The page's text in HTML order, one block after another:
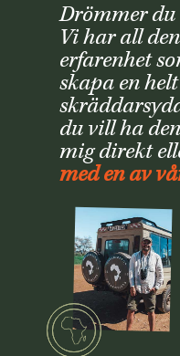
Drömmer
Vi har all
erfarenhet
skapa en
du vill ha
mig direkt
med en av